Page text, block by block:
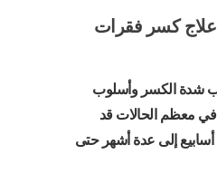
كسر فقرات
شدة الكسر وأسلوب
في معظم الحالات قد
إلى عدة أشهر حتى